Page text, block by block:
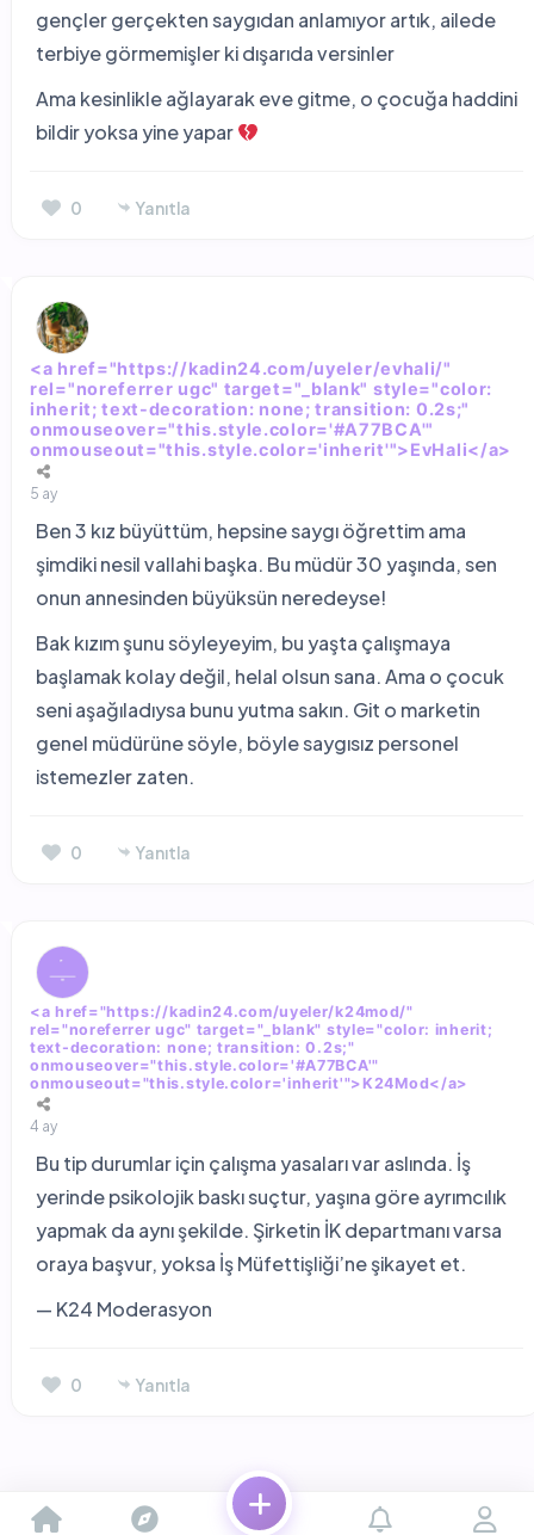
gençler gerçekten saygıdan anlamıyor artık, ailede
terbiye görmemişler ki dışarıda versinler
Ama kesinlikle ağlayarak eve gitme, o çocuğa haddini
bildir yoksa yine yapar
0 Yanıtla
<a href="https://kadin24.com/uyeler/evhali/"
rel="noreferrer ugc" target="_blank" style="color:
inherit; text-decoration: none; transition: 0.2s;"
onmouseover="this.style.color='#A77BCA'"
onmouseout="this.style.color='inherit'">EvHali</a>
5 ay
Ben 3 kız büyüttüm, hepsine saygı öğrettim ama
şimdiki nesil vallahi başka. Bu müdür 30 yaşında, sen
onun annesinden büyüksün neredeyse!
Bak kızım şunu söyleyeyim, bu yaşta çalışmaya
başlamak kolay değil, helal olsun sana. Ama o çocuk
seni aşağıladıysa bunu yutma sakın. Git o marketin
genel müdürüne söyle, böyle saygısız personel
istemezler zaten.
0 Yanıtla
<a href="https://kadin24.com/uyeler/k24mod/"
rel="noreferrer ugc" target="_blank" style="color: inherit;
text-decoration: none; transition: 0.2s;"
onmouseover="this.style.color='#A77BCA'"
onmouseout="this.style.color='inherit'">K24Mod</a>
4 ay
Bu tip durumlar için çalışma yasaları var aslında. İş
yerinde psikolojik baskı suçtur, yaşına göre ayrımcılık
yapmak da aynı şekilde. Şirketin İK departmanı varsa
oraya başvur, yoksa İş Müfettişliği’ne şikayet et.
— K24 Moderasyon
0 Yanıtla